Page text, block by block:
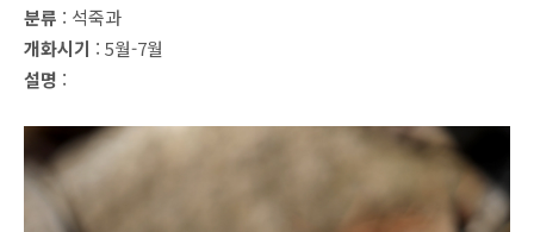
분류 : 석죽과
개화시기 : 5월-7월
설명 :